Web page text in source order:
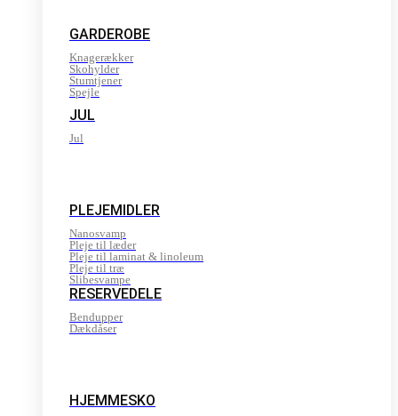
GARDEROBE
Knagerækker
Skohylder
Stumtjener
Spejle
JUL
Jul
PLEJEMIDLER
Nanosvamp
Pleje til læder
Pleje til laminat & linoleum
Pleje til træ
Slibesvampe
RESERVEDELE
Bendupper
Dækdåser
HJEMMESKO